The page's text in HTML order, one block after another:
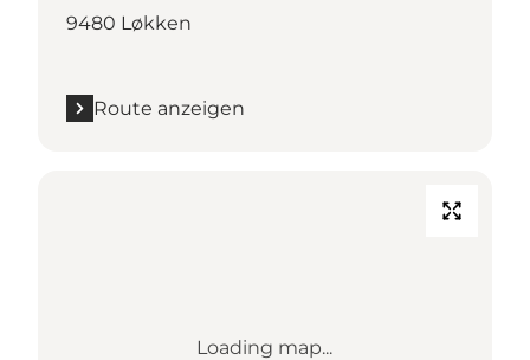
9480 Løkken
Route anzeigen
Loading map...